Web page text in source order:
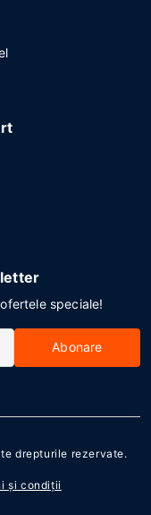
speciale!
Abonare
drepturile rezervate.
şi condiţii